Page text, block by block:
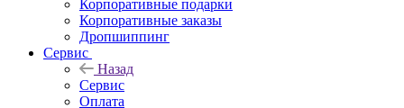
Корпоративные подарки
Корпоративные заказы
Дропшиппинг
Сервис
Назад
Сервис
Оплата